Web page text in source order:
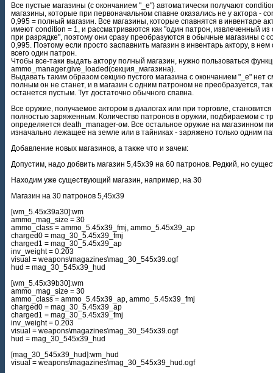
Все пустые магазины (с окончанием "_е") автоматически получают
магазины, которые при первоначальном спавне оказались не у актора -
0,995 = полный магазин. Все магазины, которые спавнятся в инвентаре
имеют condition = 1, и рассматриваются как "один патрон, извлеченный из
при разрядке", поэтому они сразу преобразуются в обычные магазины с
0,995. Поэтому если просто заспавнить магазин в инвентарь актору, в нем
всего один патрон.
Чтобы все-таки выдать актору полный магазин, нужно пользоваться
ammo_manager.give_loaded(секция_магазина).
Выдавать таким образом секцию пустого магазина с окончанием "_е" нет
полным он не станет, и в магазин с одним патроном не преобразуется,
останется пустым. Тут достаточно обычного спавна.
Все оружие, получаемое актором в диалогах или при торговле, становится
полностью заряженным. Количество патронов в оружии, подбираемом с
определяется death_manager-ом. Все остальное оружие на магазинном
изначально лежащее на земле или в тайниках - заряжено только одним
Добавление новых магазинов, а также что и зачем:
Допустим, надо добвить магазин 5,45х39 на 60 патронов. Редкий, но
Находим уже существующий магазин, например, на 30
Магазин на 30 патронов 5,45х39
[wm_5.45x39a30]:wm
ammo_mag_size = 30
ammo_class = ammo_5.45x39_fmj, ammo_5.45x39_ap
charged0 = mag_30_5.45x39_fmj
charged1 = mag_30_5.45x39_ap
inv_weight = 0.203
visual = weapons\magazines\mag_30_545x39.ogf
hud = mag_30_545x39_hud
[wm_5.45x39b30]:wm
ammo_mag_size = 30
ammo_class = ammo_5.45x39_ap, ammo_5.45x39_fmj
charged0 = mag_30_5.45x39_ap
charged1 = mag_30_5.45x39_fmj
inv_weight = 0.203
visual = weapons\magazines\mag_30_545x39.ogf
hud = mag_30_545x39_hud
[mag_30_545x39_hud]:wm_hud
visual = weapons\magazines\mag_30_545x39_hud.ogf